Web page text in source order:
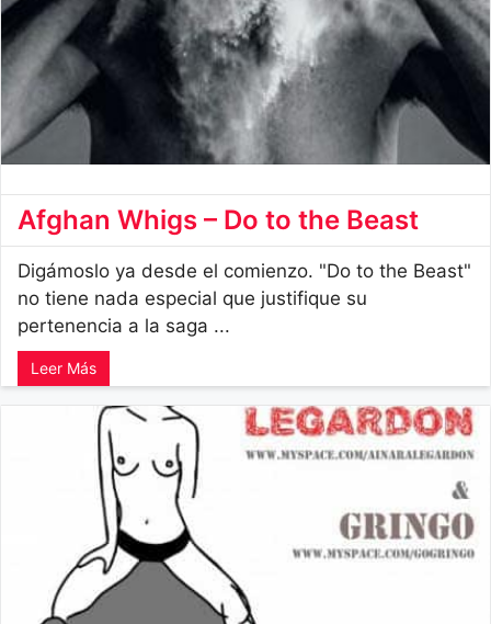
Afghan Whigs – Do to the Beast
Digámoslo ya desde el comienzo. "Do to the Beast"
no tiene nada especial que justifique su
pertenencia a la saga ...
Leer Más